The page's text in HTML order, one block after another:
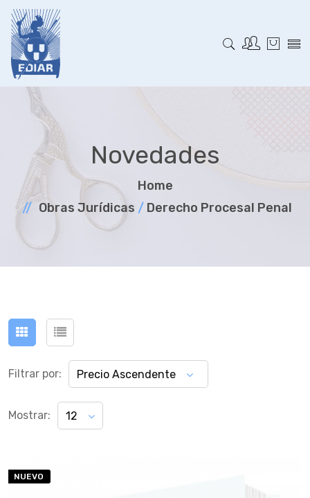
Novedades
Home
Obras Jurí­dicas / Derecho Procesal Penal
Filtrar por: Precio Ascendente
Mostrar: 12
NUEVO